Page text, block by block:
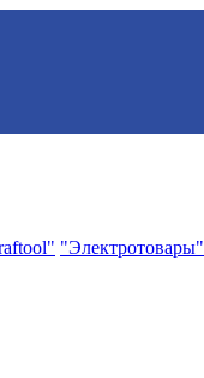
"Электротовары"